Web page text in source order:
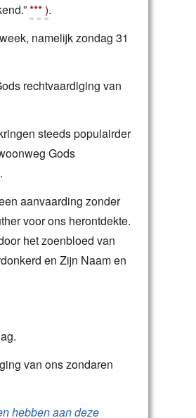
*** ).
namelijk zondag 31
rechtvaardiging van
steeds populairder
Gods
aanvaarding zonder
voor ons herontdekte.
het zoenbloed van
en Zijn Naam en
van ons zondaren
hebben aan deze